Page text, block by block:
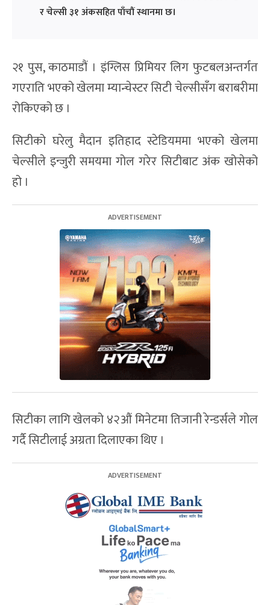
र चेल्सी ३१ अंकसहित पाँचौं स्थानमा छ।
२१ पुस, काठमाडौं । इंग्लिस प्रिमियर लिग फुटबलअन्तर्गत
गएराति भएको खेलमा म्यान्चेस्टर सिटी चेल्सीसँग बराबरीमा
रोकिएको छ ।
सिटीको घरेलु मैदान इतिहाद स्टेडियममा भएको खेलमा
चेल्सीले इन्जुरी समयमा गोल गरेर सिटीबाट अंक खोसेको
हो ।
सिटीका लागि खेलको ४२औं मिनेटमा तिजानी रेन्डर्सले गोल
गर्दै सिटीलाई अग्रता दिलाएका थिए ।